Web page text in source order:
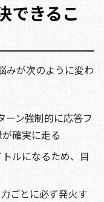
できるこ
みが次のように変わ
ーン強制的に応答フ
確実に走る
ルになるため、目
ごとに必ず発火す